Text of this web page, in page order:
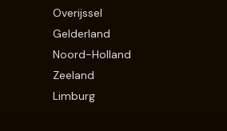
Overijssel
Gelderland
Noord-Holland
Zeeland
Limburg